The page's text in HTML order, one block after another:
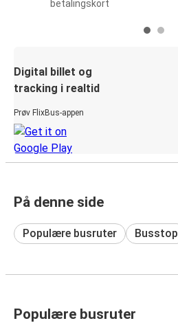
betalingskort
Digital billet og
tracking i realtid
Prøv FlixBus-appen
På denne side
Populære busruter Busstop
Populære busruter